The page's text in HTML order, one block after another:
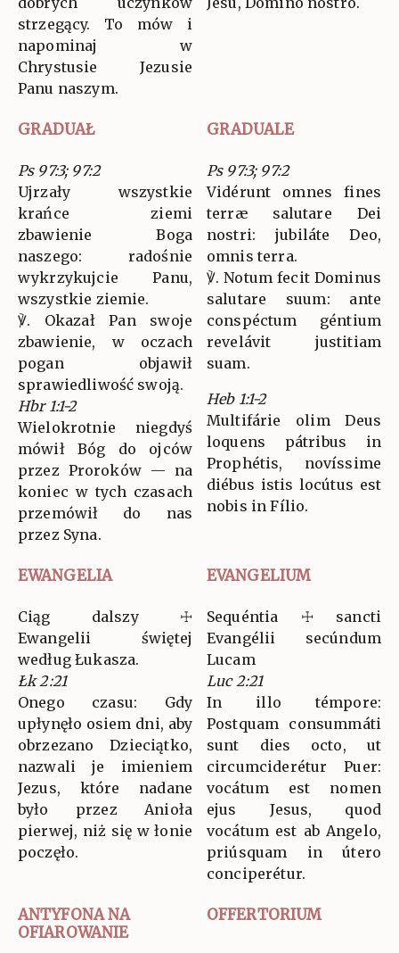
strzegący. To mów i
napominaj w
Chrystusie Jezusie
Panu naszym.
GRADUAŁ GRADUALE
Ps 97:3; 97:2
Ujrzały wszystkie
krańce ziemi
zbawienie Boga
naszego: radośnie
wykrzykujcie Panu,
wszystkie ziemie.
℣. Okazał Pan swoje
zbawienie, w oczach
pogan objawił
sprawiedliwość swoją.
Hbr 1:1-2
Wielokrotnie niegdyś
mówił Bóg do ojców
przez Proroków — na
koniec w tych czasach
przemówił do nas
przez Syna.
Ps 97:3; 97:2
Vidérunt omnes fines
terræ salutare Dei
nostri: jubiláte Deo,
omnis terra.
℣. Notum fecit Dominus
salutare suum: ante
conspéctum géntium
revelávit justitiam
suam.
Heb 1:1-2
Multifárie olim Deus
loquens pátribus in
Prophétis, novíssime
diébus istis locútus est
nobis in Fílio.
EWANGELIA EVANGELIUM
Ciąg dalszy ☩
Ewangelii świętej
według Łukasza.
Łk 2:21
Onego czasu: Gdy
upłynęło osiem dni, aby
obrzezano Dzieciątko,
nazwali je imieniem
Jezus, które nadane
było przez Anioła
pierwej, niż się w łonie
poczęło.
Sequéntia ☩ sancti
Evangélii secúndum
Lucam
Luc 2:21
In illo témpore:
Postquam consummáti
sunt dies octo, ut
circumciderétur Puer:
vocátum est nomen
ejus Jesus, quod
vocátum est ab Angelo,
priúsquam in útero
conciperétur.
ANTYFONA NA
OFIAROWANIE
OFFERTORIUM